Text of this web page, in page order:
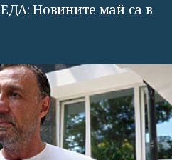
Новините май са в